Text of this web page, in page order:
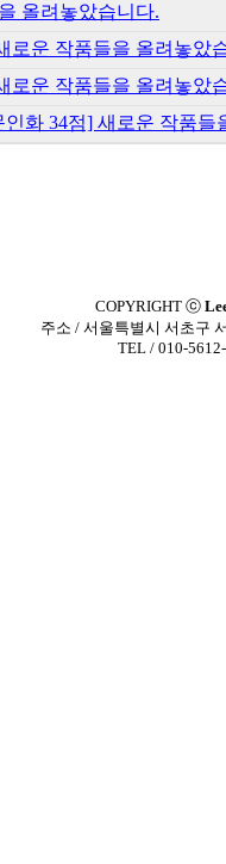
올려놓았습니다.
로운 작품들을 올려놓았
로운 작품들을 올려놓았
인화 34점] 새로운 작품들
COPYRIGHT ⓒ
주소 / 서울특별시 서초구
TEL / 010-